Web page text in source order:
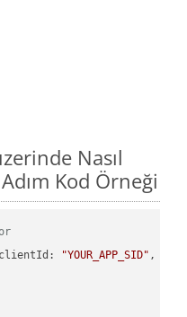
Nasıl
Kod Örneği
"YOUR_APP_SID" ,